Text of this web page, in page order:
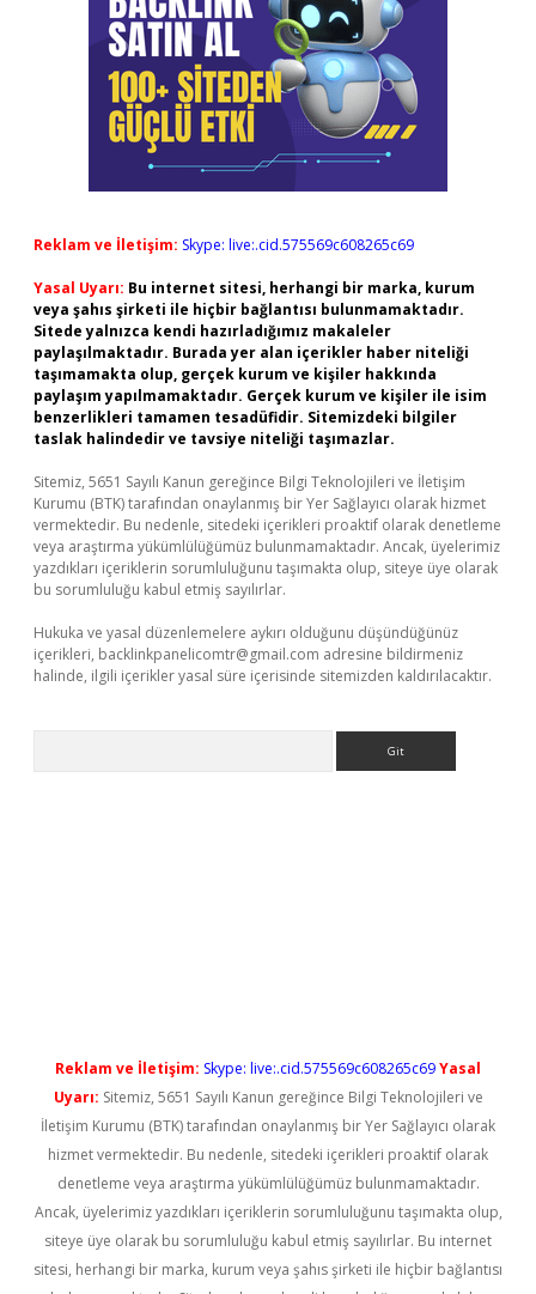
Reklam ve İletişim: Skype: live:.cid.575569c608265c69
Yasal Uyarı: Bu internet sitesi, herhangi bir marka, kurum
veya şahıs şirketi ile hiçbir bağlantısı bulunmamaktadır.
Sitede yalnızca kendi hazırladığımız makaleler
paylaşılmaktadır. Burada yer alan içerikler haber niteliği
taşımamakta olup, gerçek kurum ve kişiler hakkında
paylaşım yapılmamaktadır. Gerçek kurum ve kişiler ile isim
benzerlikleri tamamen tesadüfidir. Sitemizdeki bilgiler
taslak halindedir ve tavsiye niteliği taşımazlar.
Sitemiz, 5651 Sayılı Kanun gereğince Bilgi Teknolojileri ve İletişim
Kurumu (BTK) tarafından onaylanmış bir Yer Sağlayıcı olarak hizmet
vermektedir. Bu nedenle, sitedeki içerikleri proaktif olarak denetleme
veya araştırma yükümlülüğümüz bulunmamaktadır. Ancak, üyelerimiz
yazdıkları içeriklerin sorumluluğunu taşımakta olup, siteye üye olarak
bu sorumluluğu kabul etmiş sayılırlar.
Hukuka ve yasal düzenlemelere aykırı olduğunu düşündüğünüz
içerikleri, backlinkpanelicomtr@gmail.com adresine bildirmeniz
halinde, ilgili içerikler yasal süre içerisinde sitemizden kaldırılacaktır.
Reklam ve İletişim: Skype: live:.cid.575569c608265c69Yasal
Uyarı: Sitemiz, 5651 Sayılı Kanun gereğince Bilgi Teknolojileri ve
İletişim Kurumu (BTK) tarafından onaylanmış bir Yer Sağlayıcı olarak
hizmet vermektedir. Bu nedenle, sitedeki içerikleri proaktif olarak
denetleme veya araştırma yükümlülüğümüz bulunmamaktadır.
Ancak, üyelerimiz yazdıkları içeriklerin sorumluluğunu taşımakta olup,
siteye üye olarak bu sorumluluğu kabul etmiş sayılırlar. Bu internet
sitesi, herhangi bir marka, kurum veya şahıs şirketi ile hiçbir bağlantısı